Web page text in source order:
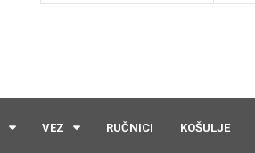
VEZ RUČNICI KOŠULJE